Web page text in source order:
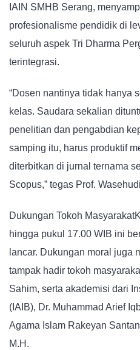
IAIN SMHB Serang,
profesionalisme pendidik di
seluruh aspek Tri Dharma
terintegrasi.
“Dosen nantinya tidak hanya
kelas. Saudara sekalian
penelitian dan pengabdian
samping itu, harus produktif
diterbitkan di jurnal ternama
Scopus,” tegas Prof.
Dukungan Tokoh
hingga pukul 17.00 WIB ini
lancar. Dukungan moral juga
tampak hadir tokoh
Sahim, serta akademisi dari
(IAIB), Dr. Muhammad Arief
Agama Islam Rakeyan
M.H.